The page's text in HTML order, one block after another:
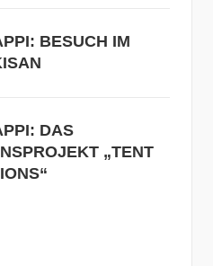
BESUCH IM
DAS
„TENT